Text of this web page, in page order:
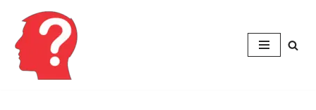
Перейти
содержимому